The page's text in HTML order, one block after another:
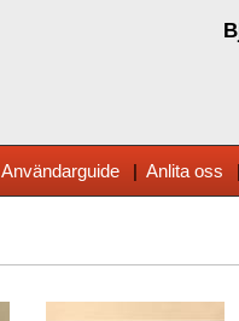
Användarguide | Anlita oss |